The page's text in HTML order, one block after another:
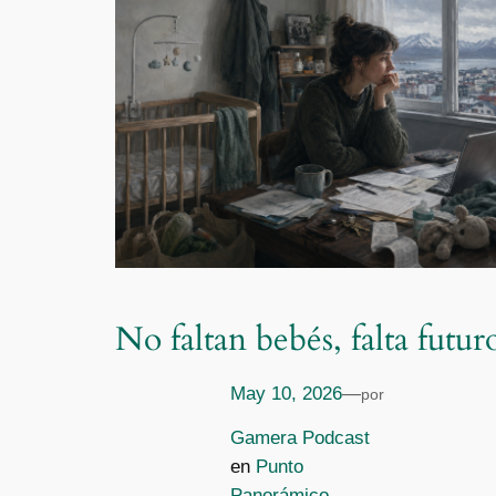
No faltan bebés, falta
May 10, 2026—por
Gamera Podcast
en Punto